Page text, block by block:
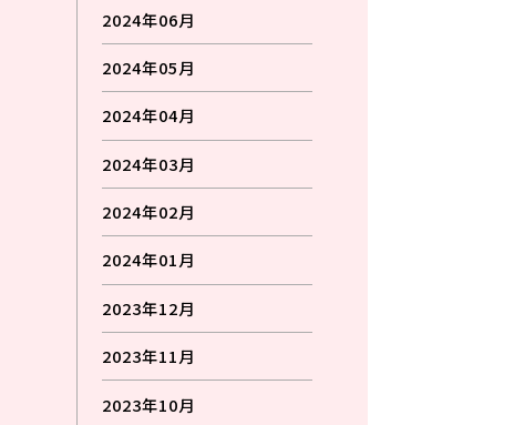
2024年06月
2024年05月
2024年04月
2024年03月
2024年02月
2024年01月
2023年12月
2023年11月
2023年10月